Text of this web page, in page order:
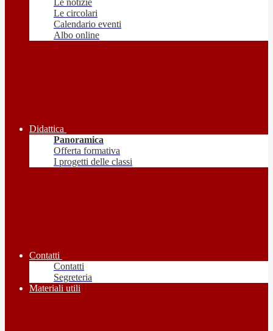
Le notizie
Le circolari
Calendario eventi
Albo online
Didattica
Panoramica
Offerta formativa
I progetti delle classi
Contatti
Contatti
Segreteria
Materiali utili